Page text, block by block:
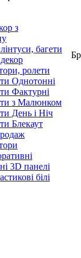
з
багети
ролети
Однотонні
Фактурні
з Малюнком
День і Ніч
Блекаут
3D панелі
білі